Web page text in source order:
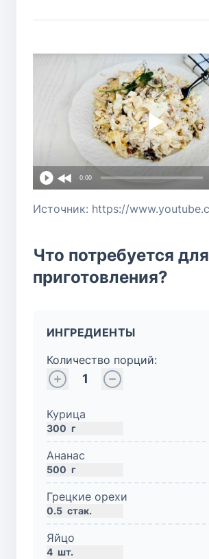
0:00
Что потребуется для
приготовления?
ИНГРЕДИЕНТЫ
Количество порций:
1
Курица
300 г
Ананас
500 г
Грецкие орехи
0.5 стак.
Яйцо
4 шт.